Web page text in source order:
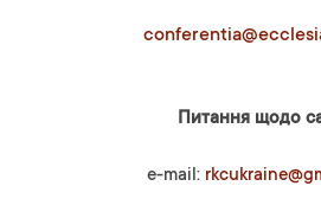
Питання щодо
e-mail: